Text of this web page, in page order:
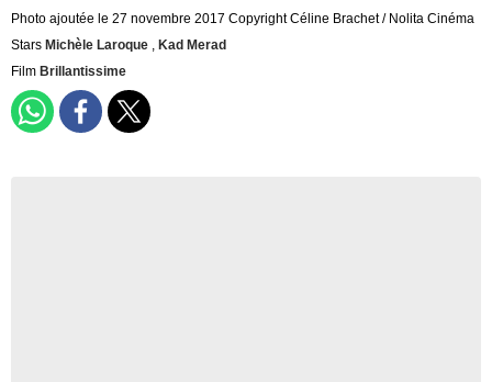
Photo ajoutée le 27 novembre 2017 Copyright Céline Brachet / Nolita Cinéma
Stars Michèle Laroque , Kad Merad
Film Brillantissime